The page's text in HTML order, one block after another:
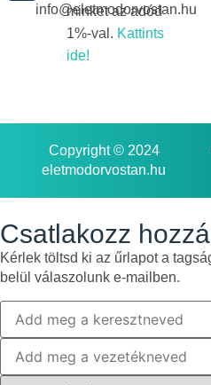
info@eletmodorvostan.hu
minket az adód
1%-val. Kattints
ide!
Copyright © 2024
eletmodorvostan.hu
Csatlakozz
Kérlek töltsd ki az űrlapot a
belül válaszolunk e-mailben.